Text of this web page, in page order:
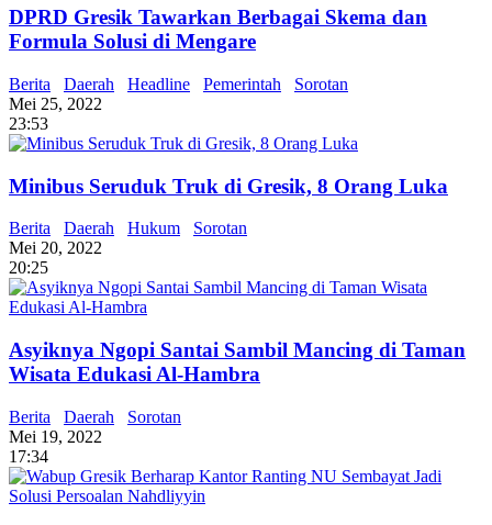
DPRD Gresik Tawarkan Berbagai Skema dan
Formula Solusi di Mengare
Berita Daerah Headline Pemerintah
Sorotan
Mei 25, 2022
23:53
Minibus Seruduk Truk di Gresik, 8 Orang Luka
Berita Daerah Hukum
Sorotan
Mei 20, 2022
20:25
Asyiknya Ngopi Santai Sambil Mancing di Taman
Wisata Edukasi Al-Hambra
Berita Daerah
Sorotan
Mei 19, 2022
17:34